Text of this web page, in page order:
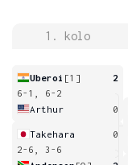
1. kolo
Uberoi [1]
2
6-1, 6-2
Arthur
0
Takehara
0
2-6, 3-6